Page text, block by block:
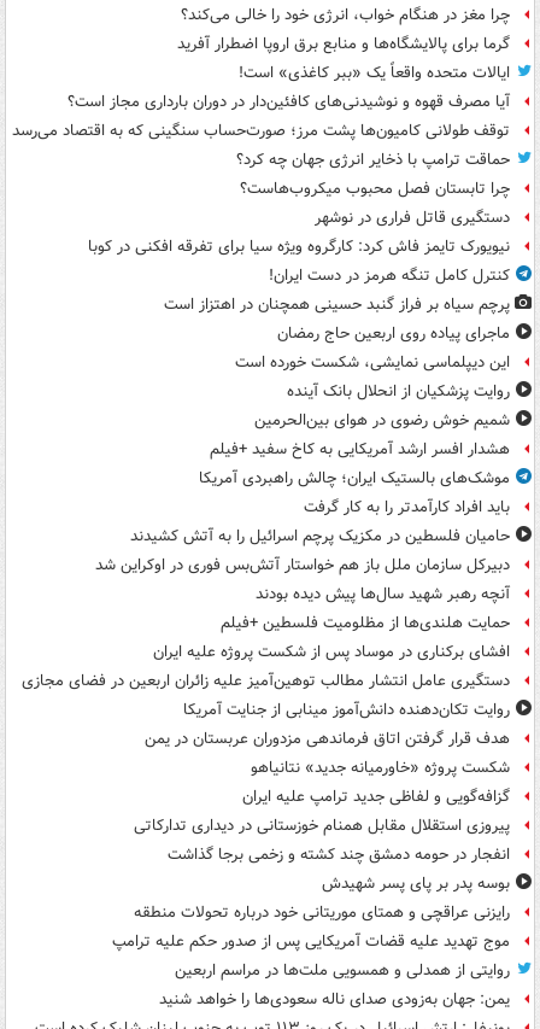
چرا مغز در هنگام خواب، انرژی خود را خالی می‌کند؟
گرما برای پالایشگاه‌ها و منابع برق اروپا اضطرار آفرید
ایالات متحده واقعاً یک «ببر کاغذی» است!
آیا مصرف قهوه و نوشیدنی‌های کافئین‌دار در دوران بارداری مجاز است؟
توقف طولانی کامیون‌ها پشت مرز؛ صورت‌حساب سنگینی که به اقتصاد می‌رسد
حماقت ترامپ با ذخایر انرژی جهان چه کرد؟
چرا تابستان فصل محبوب میکروب‌هاست؟
دستگیری قاتل فراری در نوشهر
نیویورک تایمز فاش کرد: کارگروه ویژه سیا برای تفرقه افکنی در کوبا
کنترل کامل تنگه هرمز در دست ایران!
پرچم سیاه بر فراز گنبد حسینی همچنان در اهتزاز است
ماجرای پیاده روی اربعین حاج رمضان
این دیپلماسی نمایشی، شکست خورده است
روایت پزشکیان از انحلال بانک آینده
شمیم خوش رضوی در هوای بین‌الحرمین
هشدار افسر ارشد آمریکایی به کاخ سفید +فیلم
موشک‌های بالستیک ایران؛ چالش راهبردی آمریکا
باید افراد کارآمدتر را به کار گرفت
حامیان فلسطین در مکزیک پرچم اسرائیل را به آتش کشیدند
دبیرکل سازمان ملل باز هم خواستار آتش‌بس فوری در اوکراین شد
آنچه رهبر شهید سال‌ها پیش دیده بودند
حمایت هلندی‌ها از مظلومیت فلسطین +فیلم
افشای برکناری در موساد پس از شکست پروژه علیه ایران
دستگیری عامل انتشار مطالب توهین‌آمیز علیه زائران اربعین در فضای مجازی
روایت تکان‌دهنده دانش‌آموز مینابی از جنایت آمریکا
هدف قرار گرفتن اتاق‌ فرماندهی مزدوران عربستان در یمن
شکست پروژه «خاورمیانه جدید» نتانیاهو
گزافه‌گویی و لفاظی جدید ترامپ علیه ایران
پیروزی استقلال مقابل همنام خوزستانی در دیداری تدارکاتی
انفجار در حومه دمشق چند کشته و زخمی برجا گذاشت
بوسه‌ پدر بر پای پسر شهیدش
رایزنی عراقچی و همتای موریتانی خود درباره تحولات منطقه
موج تهدید علیه قضات آمریکایی پس از صدور حکم علیه ترامپ
روایتی از همدلی و همسویی ملت‌ها در مراسم اربعین
یمن: جهان به‌زودی صدای ناله سعودی‌ها را خواهد شنید